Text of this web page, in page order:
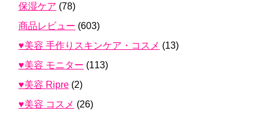
保湿ケア (78)
商品レビュー (603)
♥美容 手作りスキンケア・コスメ (13)
♥美容 モニター (113)
♥美容 Ripre (2)
♥美容 コスメ (26)